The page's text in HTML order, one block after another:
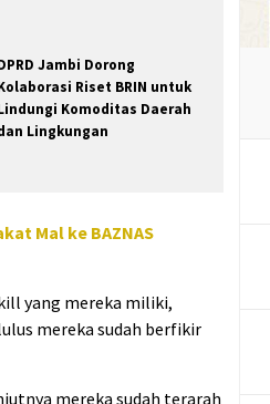
Jambi Dorong
Riset BRIN untuk
Komoditas Daerah
Lingkungan
Mal ke BAZNAS
yang mereka miliki,
mereka sudah berfikir
mereka sudah terarah